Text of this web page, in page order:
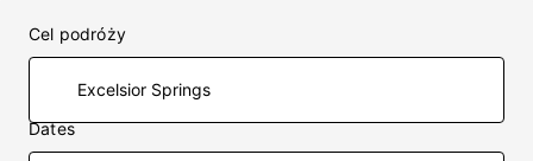
Cel podróży
Dates